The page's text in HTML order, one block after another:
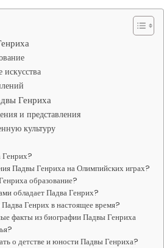
Генриха
и представления
культуру
Генрих?
Падвы Генриха на Олимпийских играх?
образование?
обладает Падва Генрих?
Генрих в настоящее время?
факты из биографии Падвы Генриха
о детстве и юности Падвы Генриха?